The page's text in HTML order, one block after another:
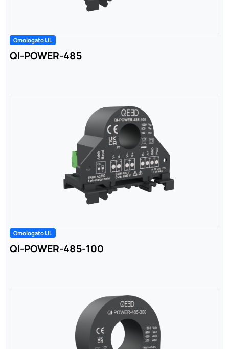
Omologato UL
QI-POWER-485
Omologato UL
QI-POWER-485-100